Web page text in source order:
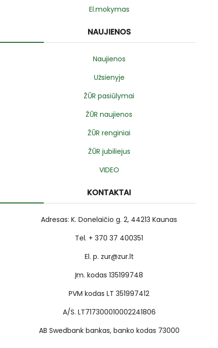
El.mokymas
NAUJIENOS
Naujienos
Užsienyje
ŽŪR pasiūlymai
ŽŪR naujienos
ŽŪR renginiai
ŽŪR jubiliejus
VIDEO
KONTAKTAI
Adresas: K. Donelaičio g. 2, 44213 Kaunas
Tel. + 370 37 400351
El. p. zur@zur.lt
Įm. kodas 135199748
PVM kodas LT 351997412
A/S. LT717300010002241806
AB Swedbank bankas, banko kodas 73000